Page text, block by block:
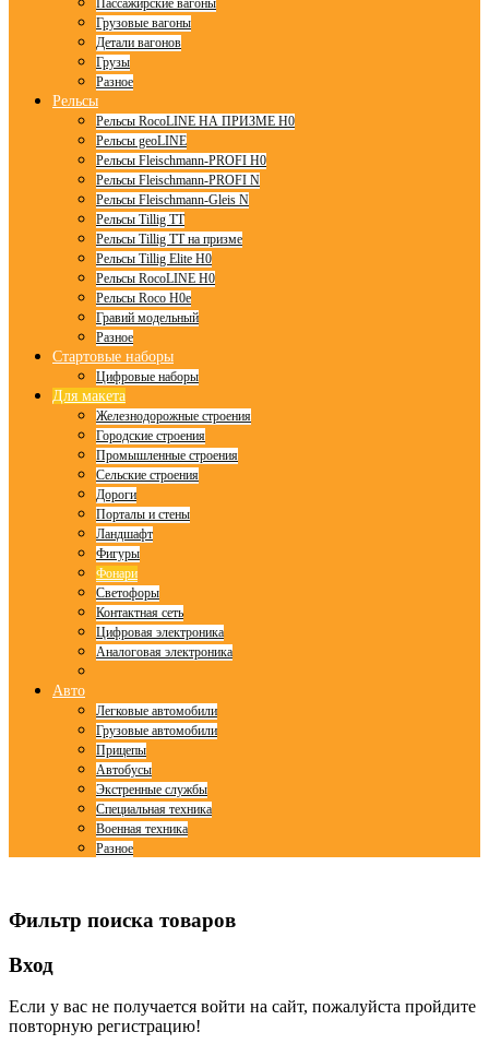
Пассажирские вагоны
Грузовые вагоны
Детали вагонов
Грузы
Разное
Рельсы
Рельсы RocoLINE НА ПРИЗМЕ H0
Рельсы geoLINE
Рельсы Fleischmann-PROFI H0
Рельсы Fleischmann-PROFI N
Рельсы Fleischmann-Gleis N
Рельсы Tillig TT
Рельсы Tillig TT на призме
Рельсы Tillig Elite H0
Рельсы RocoLINE H0
Рельсы Roco H0e
Гравий модельный
Разное
Стартовые наборы
Цифровые наборы
Для макета
Железнодорожные строения
Городские строения
Промышленные строения
Сельские строения
Дороги
Порталы и стены
Ландшафт
Фигуры
Фонари
Светофоры
Контактная сеть
Цифровая электроника
Аналоговая электроника
Авто
Легковые автомобили
Грузовые автомобили
Прицепы
Автобусы
Экстренные службы
Специальная техника
Военная техника
Разное
Фильтр поиска товаров
Вход
Если у вас не получается войти на сайт, пожалуйста пройдите
повторную регистрацию!